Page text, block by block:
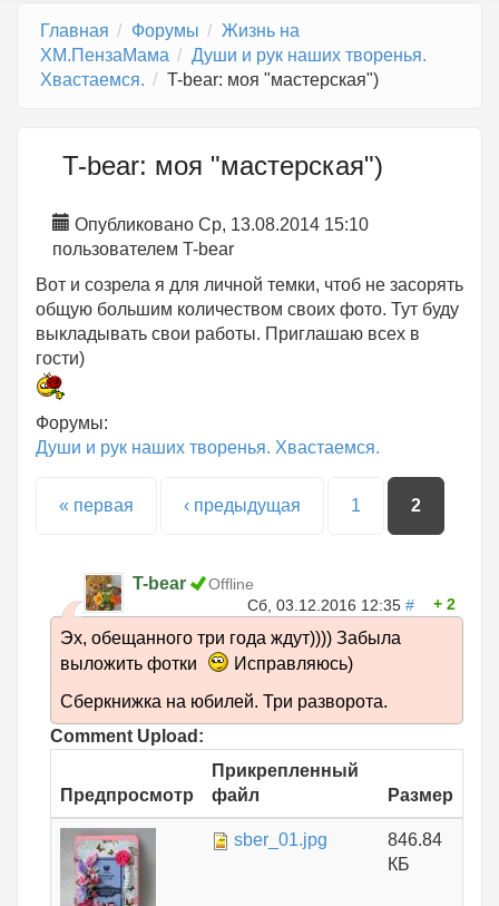
Главная Форумы
Жизнь на
ХМ.ПензаМама
Души и рук наших творенья.
Хвастаемся.
T-bear: моя "мастерская")
T-bear: моя "мастерская")
Опубликовано Ср, 13.08.2014 15:10
пользователем T-bear
Вот и созрела я для личной темки, чтоб не засорять
общую большим количеством своих фото. Тут буду
выкладывать свои работы. Приглашаю всех в
гости)
Форумы:
Души и рук наших творенья. Хвастаемся.
Страницы
« первая ‹ предыдущая 1 2
T-bear
Offline
Сб, 03.12.2016 12:35 # 2
Эх, обещанного три года ждут)))) Забыла
выложить фотки
Исправляюсь)
Сберкнижка на юбилей. Три разворота.
Comment Upload:
Предпросмотр
Прикрепленный
файл
Размер
sber_01.jpg
846.84
КБ